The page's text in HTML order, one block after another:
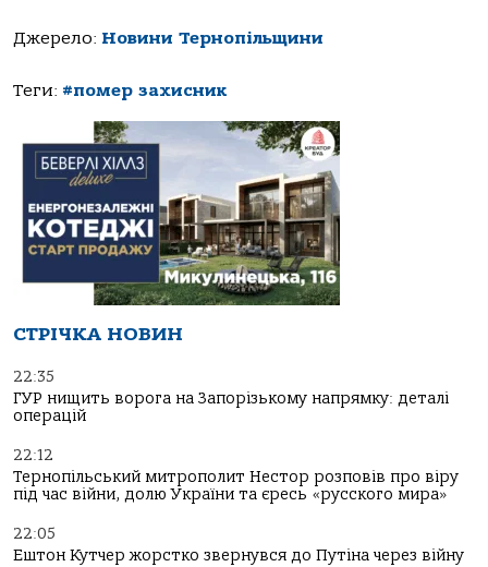
Джерело: Новини Тернопільщини
Теги: #помер захисник
СТРІЧКА НОВИН
22:35
ГУР нищить ворога на Запорізькому напрямку: деталі
операцій
22:12
Тернопільський митрополит Нестор розповів про віру
під час війни, долю України та єресь «русского мира»
22:05
Ештон Кутчер жорстко звернувся до Путіна через війну